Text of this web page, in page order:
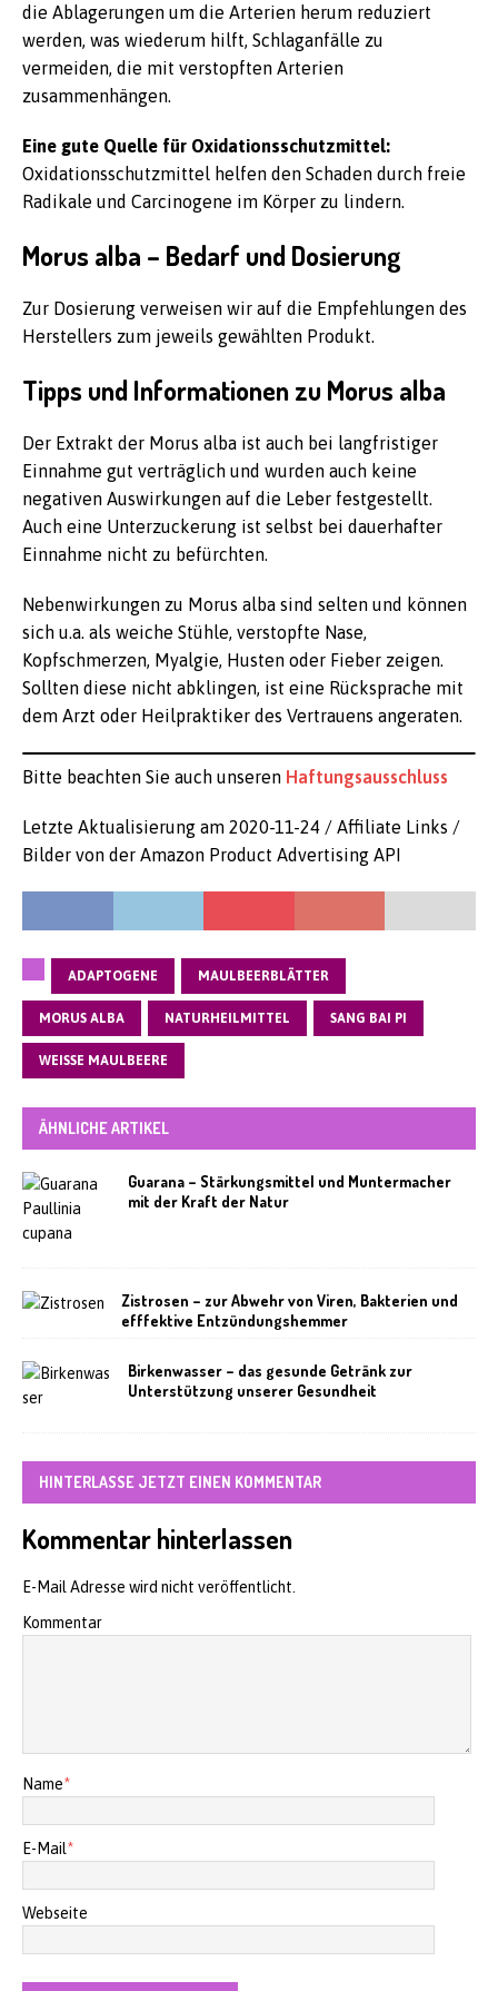
die Ablagerungen um die Arterien herum reduziert
werden, was wiederum hilft, Schlaganfälle zu
vermeiden, die mit verstopften Arterien
zusammenhängen.
Eine gute Quelle für Oxidationsschutzmittel:
Oxidationsschutzmittel helfen den Schaden durch freie
Radikale und Carcinogene im Körper zu lindern.
Morus alba – Bedarf und Dosierung
Zur Dosierung verweisen wir auf die Empfehlungen des
Herstellers zum jeweils gewählten Produkt.
Tipps und Informationen zu Morus alba
Der Extrakt der Morus alba ist auch bei langfristiger
Einnahme gut verträglich und wurden auch keine
negativen Auswirkungen auf die Leber festgestellt.
Auch eine Unterzuckerung ist selbst bei dauerhafter
Einnahme nicht zu befürchten.
Nebenwirkungen zu Morus alba sind selten und können
sich u.a. als weiche Stühle, verstopfte Nase,
Kopfschmerzen, Myalgie, Husten oder Fieber zeigen.
Sollten diese nicht abklingen, ist eine Rücksprache mit
dem Arzt oder Heilpraktiker des Vertrauens angeraten.
Bitte beachten Sie auch unseren Haftungsausschluss
Letzte Aktualisierung am 2020-11-24 / Affiliate Links /
Bilder von der Amazon Product Advertising API
ADAPTOGENE MAULBEERBLÄTTER
MORUS ALBA NATURHEILMITTEL SANG BAI PI
WEISSE MAULBEERE
ÄHNLICHE ARTIKEL
Guarana – Stärkungsmittel und Muntermacher
mit der Kraft der Natur
Zistrosen – zur Abwehr von Viren, Bakterien und
efffektive Entzündungshemmer
Birkenwasser – das gesunde Getränk zur
Unterstützung unserer Gesundheit
HINTERLASSE JETZT EINEN KOMMENTAR
Kommentar hinterlassen
E-Mail Adresse wird nicht veröffentlicht.
Kommentar
Name*
E-Mail*
Webseite